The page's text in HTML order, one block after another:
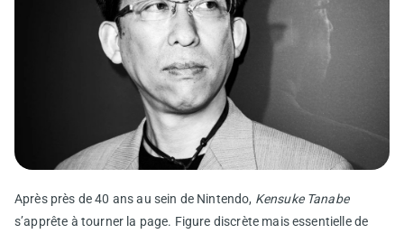
Après près de 40 ans au sein de Nintendo, Kensuke Tanabe
s’apprête à tourner la page. Figure discrète mais essentielle de